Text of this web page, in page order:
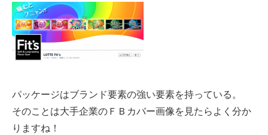
パッケージはブランド要素の強い要素を持っている。
そのことは大手企業のＦＢカバー画像を見たらよく分か
りますね！